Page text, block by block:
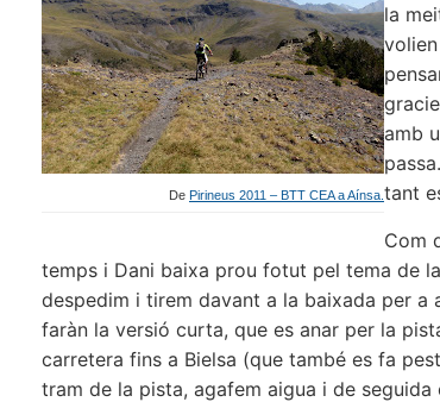
De Pirineus 2011 – BTT CEA a Aínsa.
la
amb
tant
Com
temps i Dani baixa prou fotut pel tema de
despedim i tirem davant a la baixada per a
faràn la versió curta, que es anar per la
carretera fins a Bielsa (que també es fa
tram de la pista, agafem aigua i de